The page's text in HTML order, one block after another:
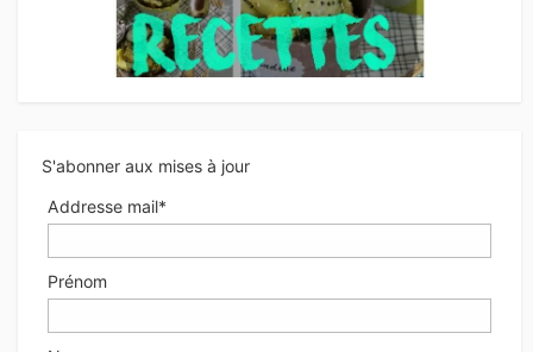
S'abonner aux mises à jour
Addresse mail*
Prénom